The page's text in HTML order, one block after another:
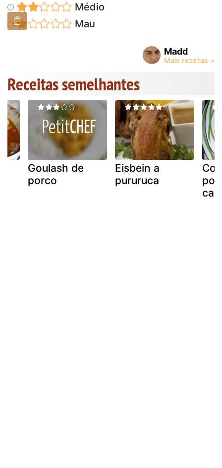
Médio
Mau
Madd
Receitas semelhantes
Goulash de
porco
Eisbein a
pururuca